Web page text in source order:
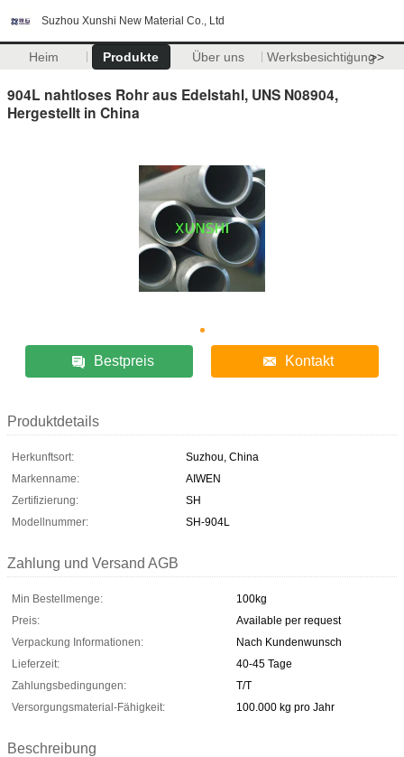
Suzhou Xunshi New Material Co., Ltd
Heim Produkte Über uns Werksbesichtigung>>
904L nahtloses Rohr aus Edelstahl, UNS N08904,
Hergestellt in China
Bestpreis Kontakt
Produktdetails
Herkunftsort:
Suzhou, China
Markenname:
AIWEN
Zertifizierung:
SH
Modellnummer:
SH-904L
Zahlung und Versand AGB
Min Bestellmenge:
100kg
Preis:
Available per request
Verpackung Informationen:
Nach Kundenwunsch
Lieferzeit:
40-45 Tage
Zahlungsbedingungen:
T/T
Versorgungsmaterial-Fähigkeit:
100.000 kg pro Jahr
Beschreibung